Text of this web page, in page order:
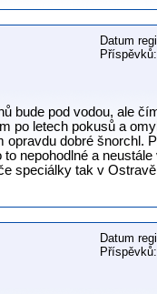
Datum
bude pod vodou, ale
po letech pokusů a
dobré šnorchl.
nepohodlné a
speciálky tak v
Datum